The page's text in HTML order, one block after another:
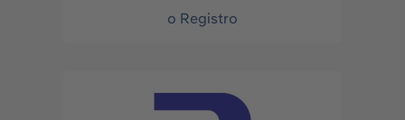
o Registro